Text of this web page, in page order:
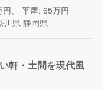
円、 平屋: 65万円
川県 静岡県
軒・土間を現代風